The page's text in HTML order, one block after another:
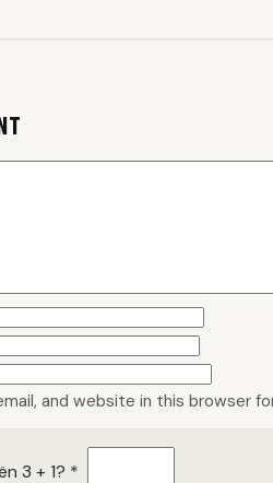
and website in this browser
3 + 1? *